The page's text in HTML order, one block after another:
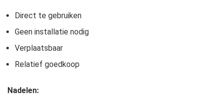
Direct te gebruiken
Geen installatie nodig
Verplaatsbaar
Relatief goedkoop
Nadelen: